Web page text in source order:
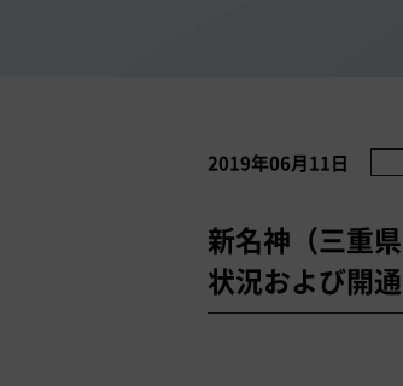
2019年06月11日
新名神（三重
状況および開